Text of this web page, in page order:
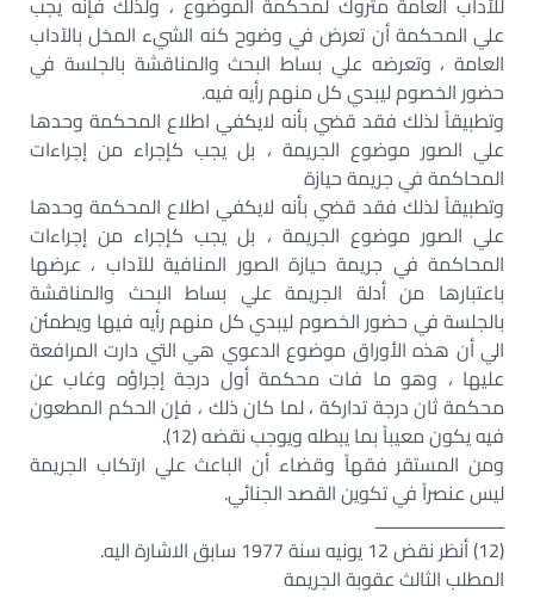
علي المحكمة أن تعرض في وضوح كنه الشيء المخل بالآداب
العامة ، وتعرضه علي بساط البحث والمناقشة بالجلسة في
حضور الخصوم ليبدي كل منهم رأيه فيه.
وتطبيقاً لذلك فقد قضي بأنه لايكفي اطلاع المحكمة وحدها
علي الصور موضوع الجريمة ، بل يجب كإجراء من إجراءات
المحاكمة في جريمة حيازة
وتطبيقاً لذلك فقد قضي بأنه لايكفي اطلاع المحكمة وحدها
علي الصور موضوع الجريمة ، بل يجب كإجراء من إجراءات
المحاكمة في جريمة حيازة الصور المنافية للآداب ، عرضها
باعتبارها من أدلة الجريمة علي بساط البحث والمناقشة
بالجلسة في حضور الخصوم ليبدي كل منهم رأيه فيها ويطمئن
الي أن هذه الأوراق موضوع الدعوي هي التي دارت المرافعة
عليها ، وهو ما فات محكمة أول درجة إجراؤه وغاب عن
محكمة ثان درجة تداركة ، لما كان ذلك ، فإن الحكم المطعون
فيه يكون معيباً بما يبطله ويوجب نقضه (12).
ومن المستقر فقهاً وقضاء أن الباعث علي ارتكاب الجريمة
ليس عنصراً في تكوين القصد الجنائي.
ـــــــــــــــــــــــــــ
(12) أنظر نقض 12 يونيه سنة 1977 سابق الاشارة اليه.
المطلب الثالث عقوبة الجريمة